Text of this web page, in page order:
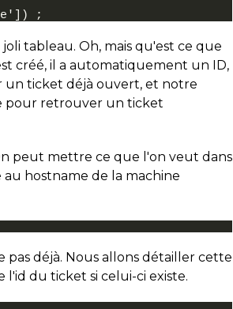
tableau. Oh, mais qu'est ce que
créé, il a automatiquement un ID,
un ticket déjà ouvert, et notre
pour retrouver un ticket
peut mettre ce que l'on veut dans
hostname de la machine
déjà. Nous allons détailler cette
l'id du ticket si celui-ci existe.